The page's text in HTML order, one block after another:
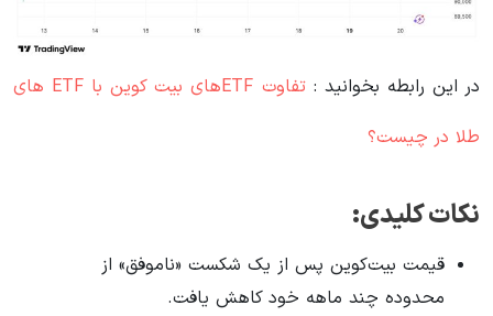
در این رابطه بخوانید‌ :
تفاوت ETFهای بیت کوین با ETF های
طلا در چیست؟
نکات کلیدی:
قیمت بیت‌کوین پس از یک شکست «ناموفق» از
محدوده چند ماهه خود کاهش یافت.